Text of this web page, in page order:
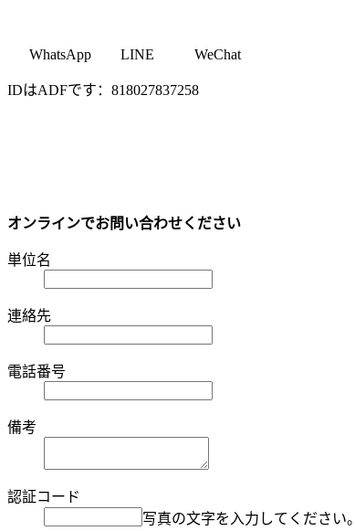
WhatsApp LINE WeChat
IDはADFです：818027837258
オンラインでお問い合わせください
単位名
連絡先
電話番号
備考
認証コード
写真の文字を入力してください。